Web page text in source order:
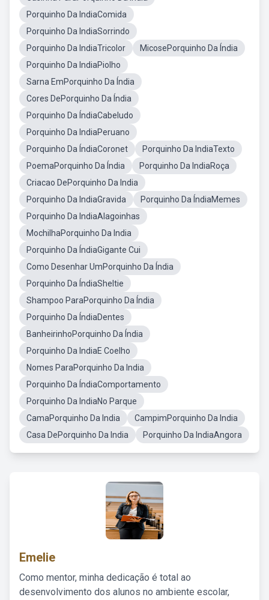
Porquinho Da IndiaComida
Porquinho Da IndiaSorrindo
Porquinho Da IndiaTricolor
MicosePorquinho Da Índia
Porquinho Da IndiaPiolho
Sarna EmPorquinho Da Índia
Cores DePorquinho Da Índia
Porquinho Da ÍndiaCabeludo
Porquinho Da IndiaPeruano
Porquinho Da ÍndiaCoronet
Porquinho Da IndiaTexto
PoemaPorquinho Da Índia
Porquinho Da IndiaRoça
Criacao DePorquinho Da India
Porquinho Da IndiaGravida
Porquinho Da ÍndiaMemes
Porquinho Da IndiaAlagoinhas
MochilhaPorquinho Da India
Porquinho Da ÍndiaGigante Cui
Como Desenhar UmPorquinho Da Índia
Porquinho Da ÍndiaSheltie
Shampoo ParaPorquinho Da Índia
Porquinho Da ÍndiaDentes
BanheirinhoPorquinho Da Índia
Porquinho Da IndiaE Coelho
Nomes ParaPorquinho Da India
Porquinho Da ÍndiaComportamento
Porquinho Da IndiaNo Parque
CamaPorquinho Da India
CampimPorquinho Da India
Casa DePorquinho Da India
Porquinho Da IndiaAngora
Emelie
Como mentor, minha dedicação é total ao
desenvolvimento dos alunos no ambiente escolar,